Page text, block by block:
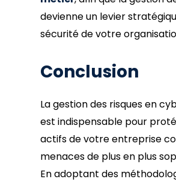
devienne un levier
sécurité de votre
Conclusion
La gestion des risques en
est indispensable pour
actifs de votre entreprise
menaces de plus en plus
En adoptant des